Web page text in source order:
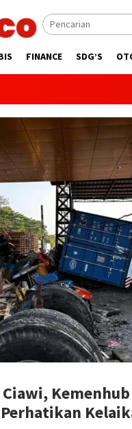
FINANCE SDG’S